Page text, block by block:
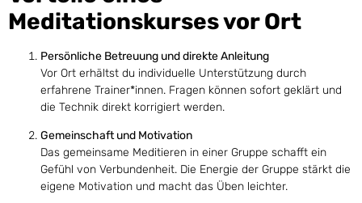
Meditationskurses vor Ort
Persönliche Betreuung und direkte Anleitung
Vor Ort erhältst du individuelle Unterstützung durch
erfahrene Trainer*innen. Fragen können sofort geklärt und
die Technik direkt korrigiert werden.
Gemeinschaft und Motivation
Das gemeinsame Meditieren in einer Gruppe schafft ein
Gefühl von Verbundenheit. Die Energie der Gruppe stärkt die
eigene Motivation und macht das Üben leichter.